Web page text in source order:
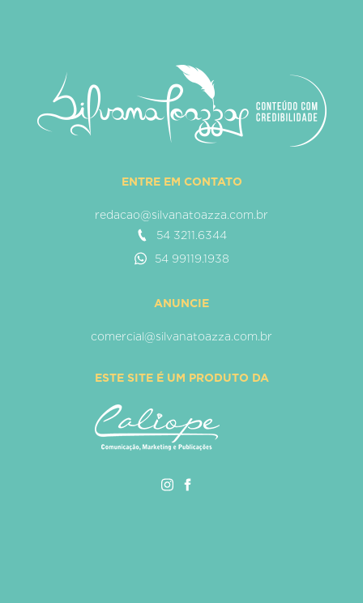
ENTRE EM CONTATO
redacao@silvanatoazza.com.br
54 3211.6344
54 99119.1938
ANUNCIE
comercial@silvanatoazza.com.br
ESTE SITE É UM PRODUTO DA